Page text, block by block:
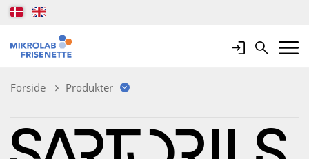
LoginSearchMobile
Forside Produkter